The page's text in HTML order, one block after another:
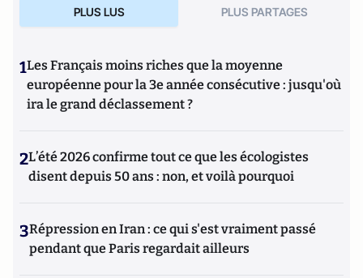
PLUS LUS PLUS PARTAGES
1Les Français moins riches que la moyenne
européenne pour la 3e année consécutive : jusqu'où
ira le grand déclassement ?
2L’été 2026 confirme tout ce que les écologistes
disent depuis 50 ans : non, et voilà pourquoi
3Répression en Iran : ce qui s'est vraiment passé
pendant que Paris regardait ailleurs